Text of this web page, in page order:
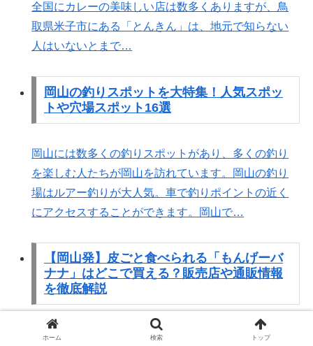
全国にカレーの美味しい店は数多くありますが、鳥
取県米子市にある「とんきん」は、地元で知らない
人はいないとまで…
岡山の釣りスポットを大特集！人気スポッ
トや穴場スポット16選
岡山には数多くの釣りスポットがあり、多くの釣り
を楽しむ人たちが岡山を訪れています。岡山の釣り
場はルアー釣りが大人気。車で釣りポイントの近く
にアクセスすることができます。岡山で…
【岡山発】皮ごと食べられる「もんげーバ
ナナ」はどこで買える？販売店や通販情報
を徹底解説
「もんげーバナナ」は皮ごと食べられる日本産のバ
ホーム 検索 トップ